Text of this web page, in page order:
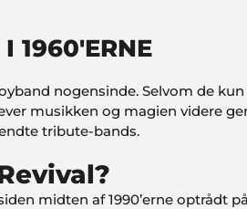
1960'ERNE
nogensinde. Selvom de
musikken og magien videre
tribute-bands.
midten af 1990’erne optrådt